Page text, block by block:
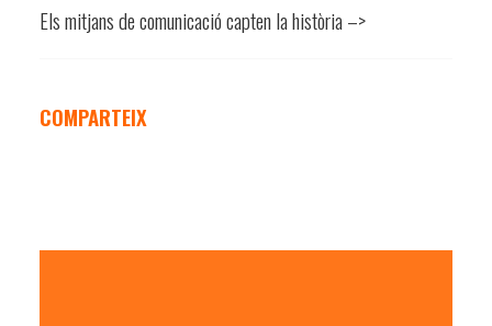
Els mitjans de comunicació capten la història –>
COMPARTEIX